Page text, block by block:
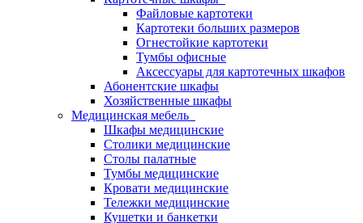
Файловые картотеки
Картотеки больших размеров
Огнестойкие картотеки
Тумбы офисные
Аксессуары для картотечных шкафов
Абонентские шкафы
Хозяйственные шкафы
Медицинская мебель
Шкафы медицинские
Столики медицинские
Столы палатные
Тумбы медицинские
Кровати медицинские
Тележки медицинские
Кушетки и банкетки